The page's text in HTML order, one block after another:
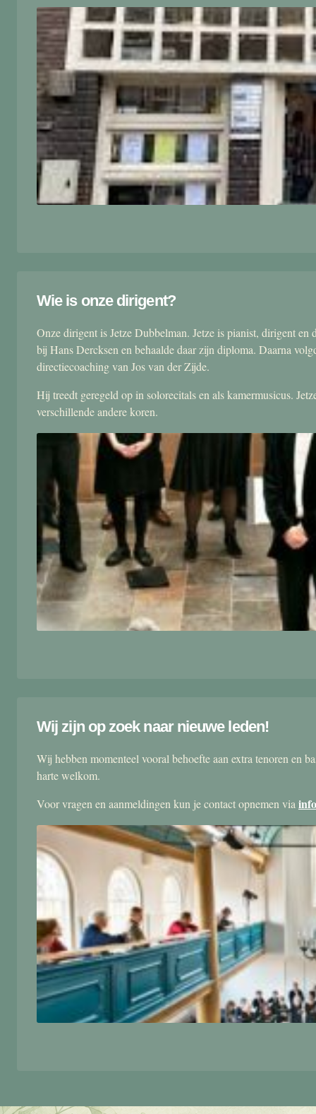
Wie is onze dirigent?
Onze dirigent is Jetze Dubbelman. Jetze is pianist, dirigent
bij Hans Dercksen en behaalde daar zijn diploma. Daarna
directiecoaching van Jos van der Zijde.
Hij treedt geregeld op in solorecitals en als kamermusicus.
verschillende andere koren.
Wij zijn op zoek naar nieuwe leden!
Wij hebben momenteel vooral behoefte aan extra tenoren en
harte welkom.
Voor vragen en aanmeldingen kun je contact opnemen via